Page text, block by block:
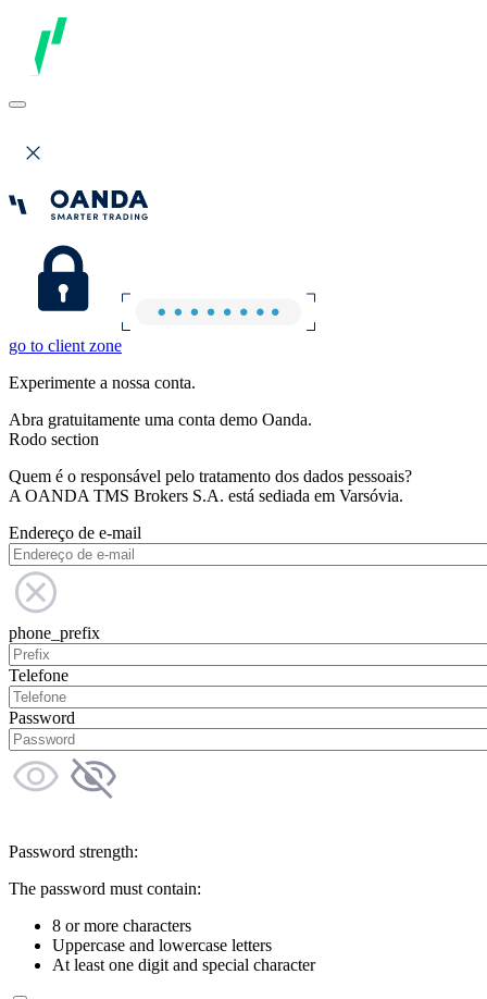
go to client zone
Experimente a nossa conta.
Abra gratuitamente uma conta demo Oanda.
Rodo section
Quem é o responsável pelo tratamento dos dados pessoais?
A OANDA TMS Brokers S.A. está sediada em Varsóvia.
Endereço de e-mail
phone_prefix
Telefone
Password
Password strength:
The password must contain:
8 or more characters
Uppercase and lowercase letters
At least one digit and special character